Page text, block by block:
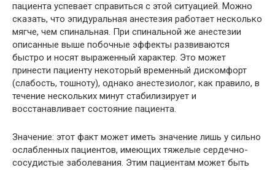
пациента успевает справиться с этой ситуацией. Можно
сказать, что эпидуральная анестезия работает несколько
мягче, чем спинальная. При спинальной же анестезии
описанные выше побочные эффекты развиваются
быстро и носят выраженный характер. Это может
принести пациенту некоторый временный дискомфорт
(слабость, тошноту), однако анестезиолог, как правило, в
течение нескольких минут стабилизирует и
восстанавливает состояние пациента.
Значение: этот факт может иметь значение лишь у сильно
ослабленных пациентов, имеющих тяжелые сердечно-
сосудистые заболевания. Этим пациентам может быть